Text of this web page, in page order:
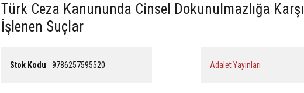
Türk Ceza Kanununda Cinsel Dokunulmazlığa Karşı
İşlenen Suçlar
Stok Kodu 9786257595520 Adalet Yayınları